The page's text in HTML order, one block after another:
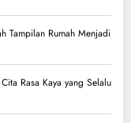
Tampilan Rumah Menjadi
Rasa Kaya yang Selalu